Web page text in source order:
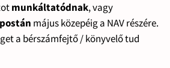
munkáltatódnak, vagy
postán május közepéig a NAV részére.
a bérszámfejtő / könyvelő tud